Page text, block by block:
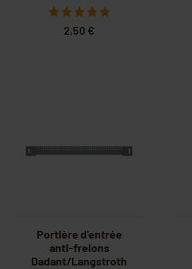
2,50 €
Portière d'entrée
anti-frelons
Dadant/Langstroth